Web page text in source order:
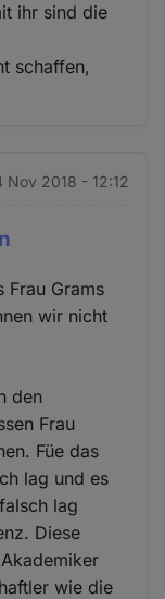
ihr sind die
schaffen,
Nov 2018 - 12:12
Frau Grams
wir nicht
den
Frau
Füe das
lag und es
lag
Diese
wie die